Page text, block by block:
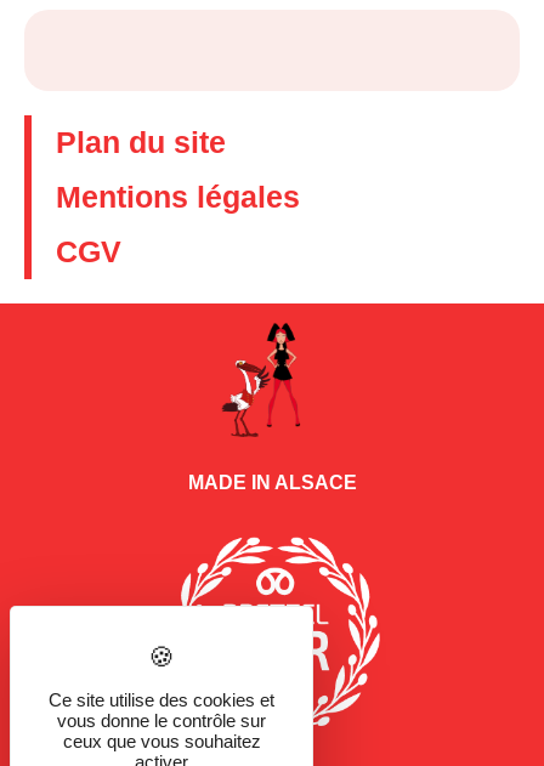
Plan du site
Mentions légales
CGV
MADE IN ALSACE
Ce site utilise des cookies et
vous donne le contrôle sur
ceux que vous souhaitez
activer